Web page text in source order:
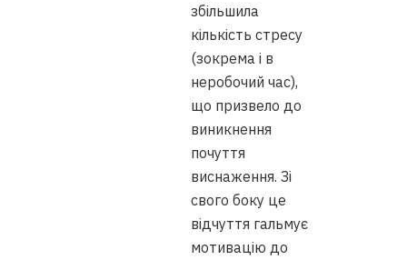
збільшила
кількість стресу
(зокрема і в
неробочий час),
що призвело до
виникнення
почуття
виснаження. Зі
свого боку це
відчуття гальмує
мотивацію до